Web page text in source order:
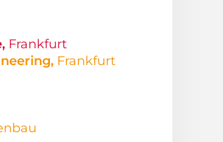
Frankfurt
Frankfurt